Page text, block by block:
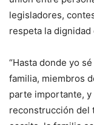
legisladores,
respeta la dignidad
“Hasta donde yo
familia, miembros
parte importante,
reconstrucción del